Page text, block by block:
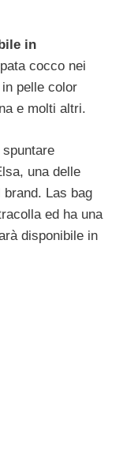
in
cocco nei
pelle color
e molti altri.
una delle
Las bag
ed ha una
disponibile in